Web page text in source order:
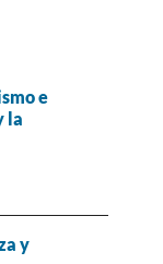
e
la
y